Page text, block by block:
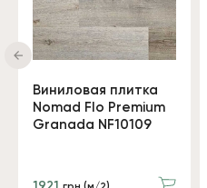
Виниловая плитка
Nomad Flo Premium
Granada NF10109